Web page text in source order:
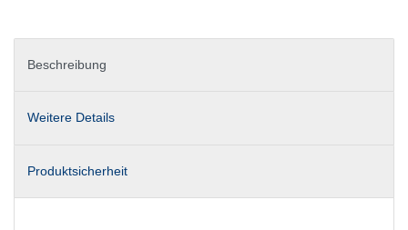
Beschreibung
Weitere Details
Produktsicherheit